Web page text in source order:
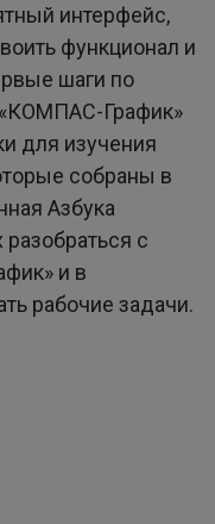
интерфейс,
функционал и
шаги по
«КОМПАС-График»
для изучения
собраны в
Азбука
с
и в
рабочие задачи.